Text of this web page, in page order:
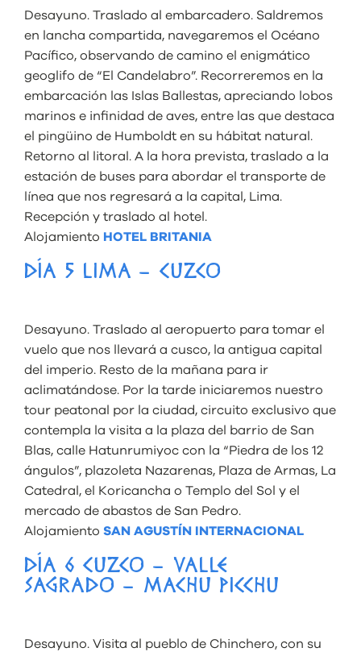
Desayuno. Traslado al embarcadero. Saldremos
en lancha compartida, navegaremos el Océano
Pacífico, observando de camino el enigmático
geoglifo de “El Candelabro”. Recorreremos en la
embarcación las Islas Ballestas, apreciando lobos
marinos e infinidad de aves, entre las que destaca
el pingüino de Humboldt en su hábitat natural.
Retorno al litoral. A la hora prevista, traslado a la
estación de buses para abordar el transporte de
línea que nos regresará a la capital, Lima.
Recepción y traslado al hotel.
Alojamiento HOTEL BRITANIA
DÍA 5 LIMA – CUZCO
Desayuno. Traslado al aeropuerto para tomar el
vuelo que nos llevará a cusco, la antigua capital
del imperio. Resto de la mañana para ir
aclimatándose. Por la tarde iniciaremos nuestro
tour peatonal por la ciudad, circuito exclusivo que
contempla la visita a la plaza del barrio de San
Blas, calle Hatunrumiyoc con la “Piedra de los 12
ángulos”, plazoleta Nazarenas, Plaza de Armas, La
Catedral, el Koricancha o Templo del Sol y el
mercado de abastos de San Pedro.
Alojamiento SAN AGUSTÍN INTERNACIONAL
DÍA 6 CUZCO – VALLE
SAGRADO – MACHU PICCHU
Desayuno. Visita al pueblo de Chinchero, con su